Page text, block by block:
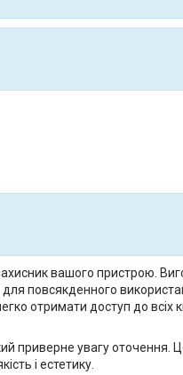
вашого пристрою.
для повсякденного
отримати доступ до всіх
приверне увагу оточення.
і естетику.